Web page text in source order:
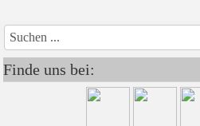
Finde uns bei:
JahrMonat